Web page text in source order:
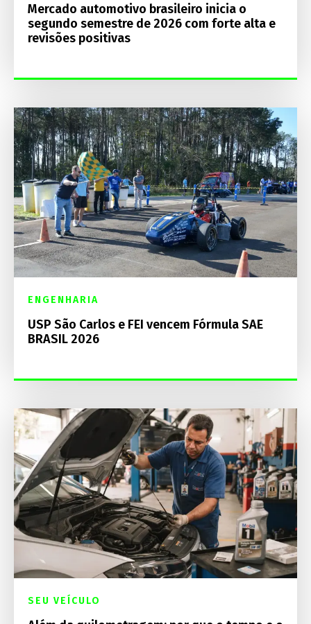
Mercado automotivo brasileiro inicia o
segundo semestre de 2026 com forte alta e
revisões positivas
ENGENHARIA
USP São Carlos e FEI vencem Fórmula SAE
BRASIL 2026
SEU VEÍCULO